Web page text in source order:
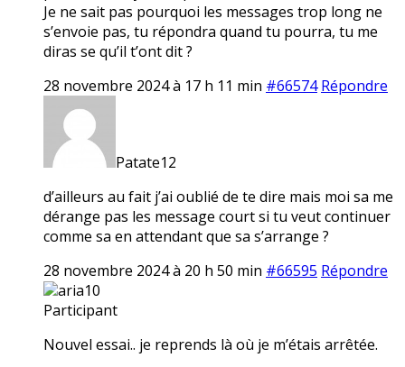
Je ne sait pas pourquoi les messages trop long ne
s’envoie pas, tu répondra quand tu pourra, tu me
diras se qu’il t’ont dit ?
28 novembre 2024 à 17 h 11 min #66574 Répondre
Patate12
d’ailleurs au fait j’ai oublié de te dire mais moi sa me
dérange pas les message court si tu veut continuer
comme sa en attendant que sa s’arrange ?
28 novembre 2024 à 20 h 50 min #66595 Répondre
aria10
Participant
Nouvel essai.. je reprends là où je m’étais arrêtée.